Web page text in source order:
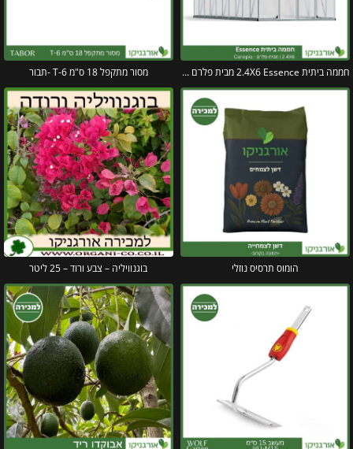
חממה ביתית 2.4X6 Essence מבית פלרם – Canopia מסור מתקפל 18 ס"מ T-6 -תבור
הומוס תרסיס נוזלי בוגנוויליה – צבע ורוד – 25 ליטר